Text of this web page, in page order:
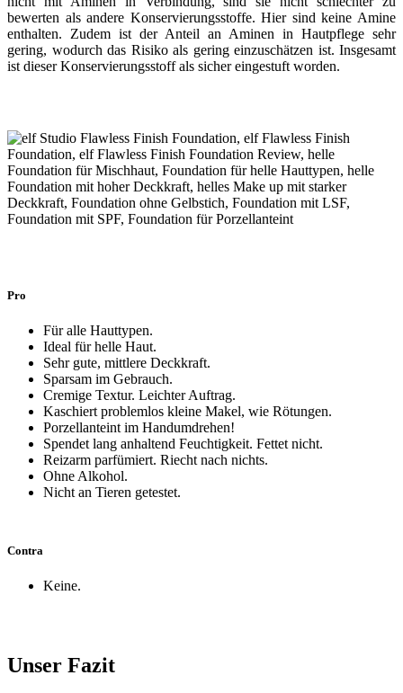
bewerten als andere Konservierungsstoffe. Hier sind keine Amine
enthalten. Zudem ist der Anteil an Aminen in Hautpflege sehr
gering, wodurch das Risiko als gering einzuschätzen ist. Insgesamt
ist dieser Konservierungsstoff als sicher eingestuft worden.
Pro
Für alle Hauttypen.
Ideal für helle Haut.
Sehr gute, mittlere Deckkraft.
Sparsam im Gebrauch.
Cremige Textur. Leichter Auftrag.
Kaschiert problemlos kleine Makel, wie Rötungen.
Porzellanteint im Handumdrehen!
Spendet lang anhaltend Feuchtigkeit. Fettet nicht.
Reizarm parfümiert. Riecht nach nichts.
Ohne Alkohol.
Nicht an Tieren getestet.
Contra
Keine.
Unser Fazit